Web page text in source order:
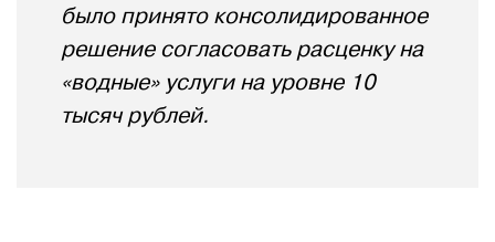
было принято консолидированное
решение согласовать расценку на
«водные» услуги на уровне 10
тысяч рублей.